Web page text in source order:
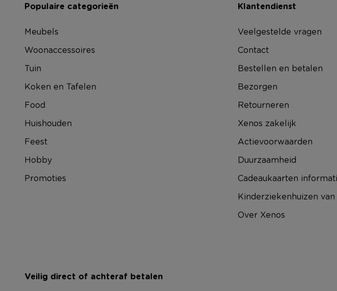
Populaire categorieën
Meubels
Woonaccessoires
Tuin
Koken en Tafelen
Food
Huishouden
Feest
Hobby
Promoties
Klantendienst
Veelgestelde vragen
Contact
Bestellen en betalen
Bezorgen
Retourneren
Xenos zakelijk
Actievoorwaarden
Duurzaamheid
Cadeaukaarten
Kinderziekenhuizen
Over Xenos
Veilig direct of achteraf betalen